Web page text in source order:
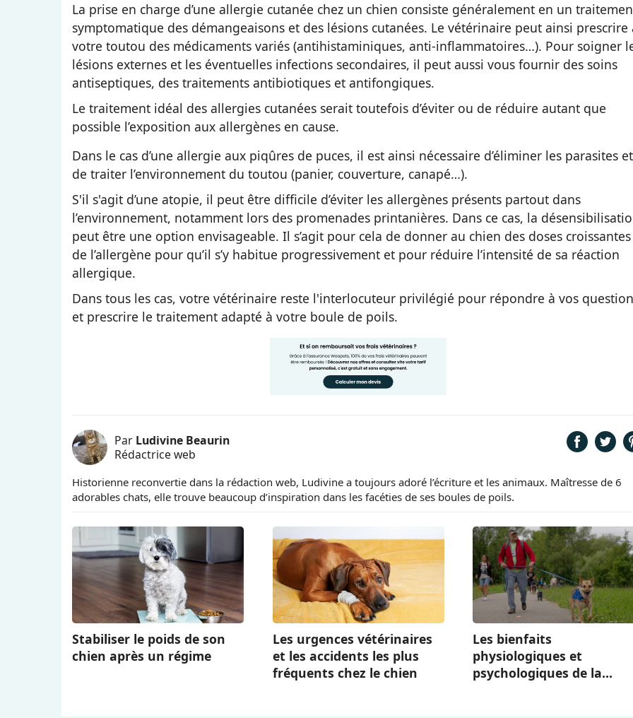
La prise en charge d’une allergie cutanée chez un chien consiste généralement en un
symptomatique des démangeaisons et des lésions cutanées. Le vétérinaire peut ainsi prescrire
votre toutou des médicaments variés (antihistaminiques, anti-inflammatoires…). Pour soigner
lésions externes et les éventuelles infections secondaires, il peut aussi vous fournir des soins
antiseptiques, des traitements antibiotiques et antifongiques.
Le traitement idéal des allergies cutanées serait toutefois d’éviter ou de réduire autant que
possible l’exposition aux allergènes en cause.
Dans le cas d’une allergie aux piqûres de puces, il est ainsi nécessaire d’éliminer les parasites et
de traiter l’environnement du toutou (panier, couverture, canapé…).
S'il s'agit d’une atopie, il peut être difficile d’éviter les allergènes présents partout dans
l’environnement, notamment lors des promenades printanières. Dans ce cas, la
peut être une option envisageable. Il s’agit pour cela de donner au chien des doses croissantes
de l’allergène pour qu’il s’y habitue progressivement et pour réduire l’intensité de sa réaction
allergique.
Dans tous les cas, votre vétérinaire reste l'interlocuteur privilégié pour répondre à vos
et prescrire le traitement adapté à votre boule de poils.
Par Ludivine Beaurin
Rédactrice web
Historienne reconvertie dans la rédaction web, Ludivine a toujours adoré l’écriture et les animaux. Maîtresse de 6
adorables chats, elle trouve beaucoup d’inspiration dans les facéties de ses boules de poils.
Stabiliser le poids de son
chien après un régime
Les urgences vétérinaires
et les accidents les plus
fréquents chez le chien
Les bienfaits
physiologiques et
psychologiques de la